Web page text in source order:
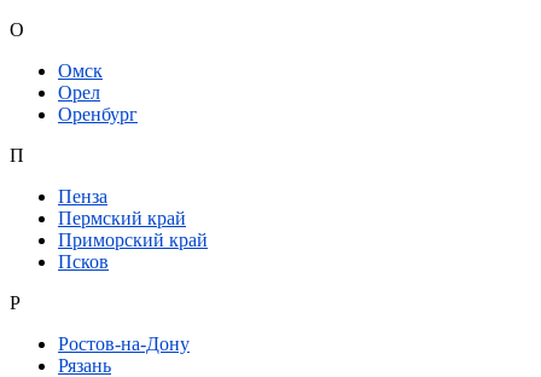
О
Омск
Орел
Оренбург
П
Пенза
Пермский край
Приморский край
Псков
Р
Ростов-на-Дону
Рязань